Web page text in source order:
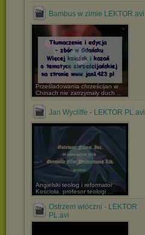
Bambus w zimie LEKTOR.avi
Prześladowania chrześcijan w
Chinach nie zatrzymały duch ...
Jan Wycliffe - LEKTOR PL.avi
Angielski teolog i reformator
Kościoła, profesor teologi ...
Ostrzem włóczni - LEKTOR
PL.avi